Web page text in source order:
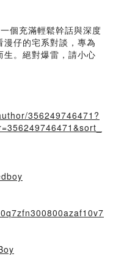
個充滿輕鬆幹話與深度
仔的宅系對談，專為
。絕對爆雷，請小心
356249746471?